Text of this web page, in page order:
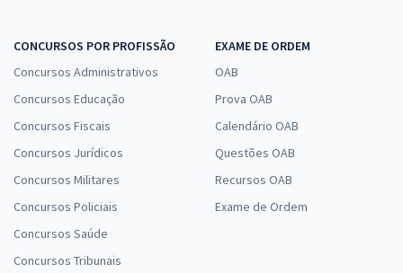
CONCURSOS POR PROFISSÃO
Concursos Administrativos
Concursos Educação
Concursos Fiscais
Concursos Jurídicos
Concursos Militares
Concursos Policiais
Concursos Saúde
Concursos Tribunais
EXAME DE ORDEM
OAB
Prova OAB
Calendário OAB
Questões OAB
Recursos OAB
Exame de Ordem